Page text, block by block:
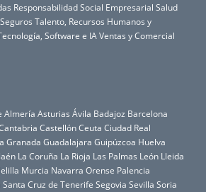
Responsabilidad Social Empresarial Salud
Seguros Talento, Recursos Humanos y
Software e IA Ventas y Comercial
Almería Asturias Ávila Badajoz Barcelona
CastellónCeuta Ciudad Real
Granada Guadalajara Guipúzcoa Huelva
Jaén La Coruña La Rioja Las Palmas León Lleida
Murcia Navarra Orense Palencia
Santa Cruz de Tenerife Segovia Sevilla Soria